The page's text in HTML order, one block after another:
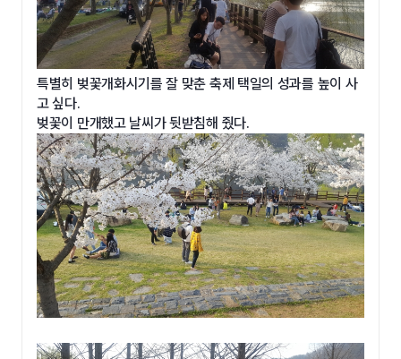
특별히 벚꽃개화시기를 잘 맞춘 축제 택일의 성과를 높이 사
고 싶다.
벚꽃이 만개했고 날씨가 뒷받침해 줬다.